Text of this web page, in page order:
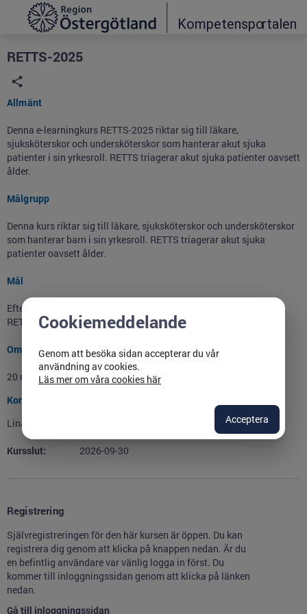
Grade
Portal
RETTS-2025
Allmänt
Denna e-learningkurs RETTS-2025 riktar sig till läkare,
sjuksköterskor och undersköterskor som hanterar akut sjuka
patienter i sin yrkesroll. RETTS triagerar akut sjuka patienter oavsett
ålder.
Målgrupp
Denna kurs riktar sig till läkare, sjuksköterskor och undersköterskor
som hanterar barn i sin yrkesroll. RETTS triagerar akut sjuka
patienter oavsett ålder.
Mål
Efter avslutad kurs har du kunskaper om traigering av barn enligt
RETTS-P.
Omfattning
20 minuter
Kontaktperson
Lina Källstrand
Kursslut: 2026-09-30
Registrering
Självregistreringen för den här kursen är öppen. Du kan
registrera dig genom att klicka på knappen nedan. Är du
en befintlig användare var vänlig logga in först. Du
kommer till inloggningssidan genom att klicka på länken
nedan.
Gå till inloggningssidan
Cookiemeddelande
Genom att besöka sidan accepterar du vår
användning av cookies.
Läs mer om våra cookies här
Acceptera